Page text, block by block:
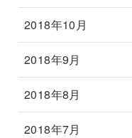
2018年10月
2018年9月
2018年8月
2018年7月